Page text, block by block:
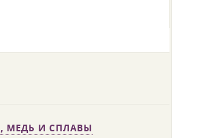
МЕДЬ И СПЛАВЫ